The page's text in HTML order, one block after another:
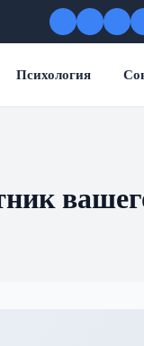
Психология